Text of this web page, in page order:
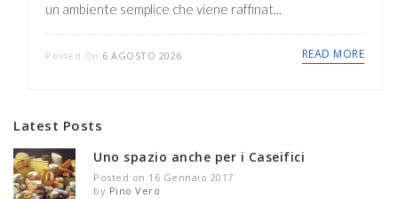
un ambiente semplice che viene raffinat...
Posted On 6 AGOSTO 2026 READ MORE
Latest Posts
Uno spazio anche per i Caseifici
Posted on 16 Gennaio 2017
by Pino Vero